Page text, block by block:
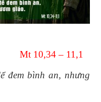
Mt 10,34 – 11,1
đem bình an, nhưng